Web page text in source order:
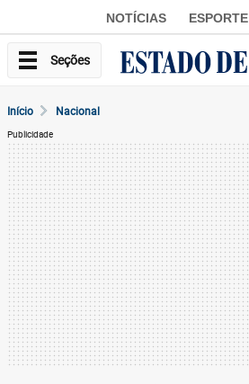
NOTÍCIAS ESPORTE
Seções
Início Nacional
Publicidade